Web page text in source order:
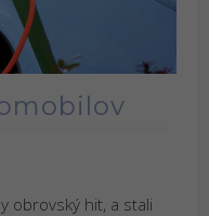
obrovský hit, a stali